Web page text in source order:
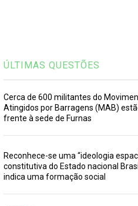
ÚLTIMAS QUESTÕES
Cerca de 600 militantes do
Atingidos por Barragens (MAB)
frente à sede de Furnas
Reconhece-se uma “ideologia
constitutiva do Estado nacional
indica uma formação social